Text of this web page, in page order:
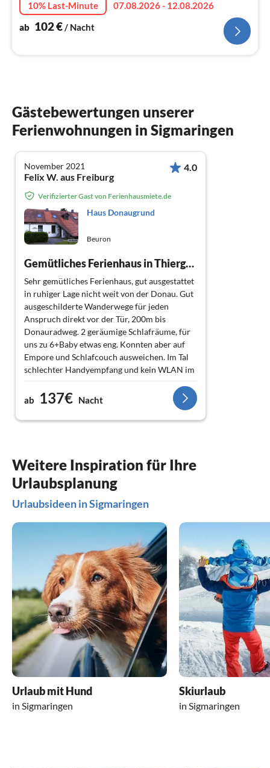
10% Last-Minute
07.08.2026 - 12.08.2026
ab 102€/ Nacht
Gästebewertungen unserer
Ferienwohnungen in Sigmaringen
November 2021
Felix W. aus Freiburg
4.0
Verifizierter Gast von Ferienhausmiete.de
Haus Donaugrund
Beuron
Gemütliches Ferienhaus in Thiergarten
Sehr gemütliches Ferienhaus, gut ausgestattet
in ruhiger Lage nicht weit von der Donau. Gut
ausgeschilderte Wanderwege für jeden
Anspruch direkt vor der Tür, 200m bis
Donauradweg. 2 geräumige Schlafräume, für
uns zu 6+Baby etwas eng. Konnten aber auf
Empore und Schlafcouch ausweichen. Im Tal
schlechter Handyempfang und kein WLAN im
Haus, aber vielleicht kommt man ja genau
deswegen…
ab 137€ Nacht
Weitere Inspiration für Ihre
Urlaubsplanung
Urlaubsideen in Sigmaringen
Urlaub mit Hund
in Sigmaringen
Skiurlaub
in Sigmaringen